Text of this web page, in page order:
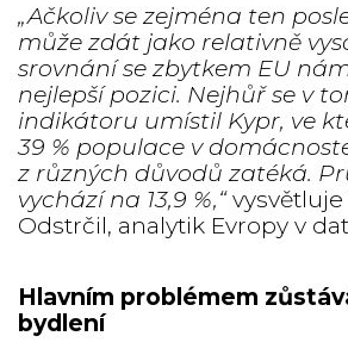
„Ačkoliv se zejména ten
může zdát jako relativně
srovnání se zbytkem EU
nejlepší pozici. Nejhůř se v
indikátoru umístil Kypr, ve
39 % populace v
z různých důvodů zatéká.
vychází na 13,9 %,“vysvětluje
Odstrčil, analytik Evropy v
Hlavním problémem
bydlení